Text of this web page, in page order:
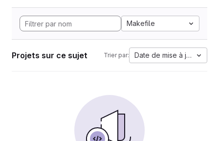
Makefile
Projets sur ce sujet Trier par: Date de mise à jour